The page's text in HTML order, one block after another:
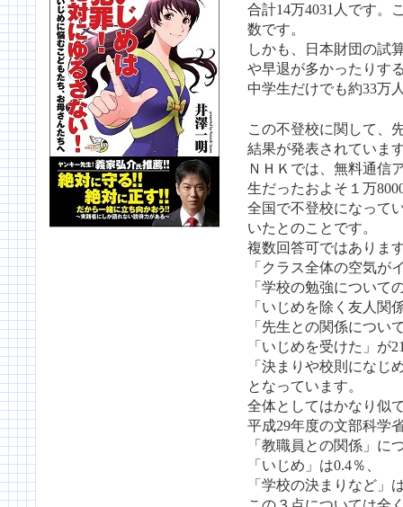
合計14万4031人です。
数です。
しかも、日本財団の試
や早退が多かったりす
中学生だけでも約33万
この不登校に関して、
結果が発表されていま
ＮＨＫでは、無料通信
生だったおよそ１万
全国で不登校になって
いたとのことです。
複数回答可ではありま
「クラス全体の空気が
「学校の勉強について
「いじめを除く友人関
「先生との関係につい
「いじめを受けた」が
「決まりや校則になじ
となっています。
全体としてはかなり似
平成29年度の文部科学
「教職員との関係」に
「いじめ」は0.4％、
「学校の決まりなど」